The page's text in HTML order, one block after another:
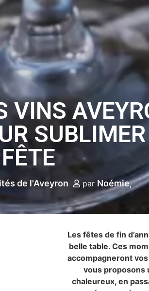
VINS
de l'Aveyron par Noémie
Les fêtes de fin
belle table. Ces
accompagneront
vous proposons
chaleureux, en